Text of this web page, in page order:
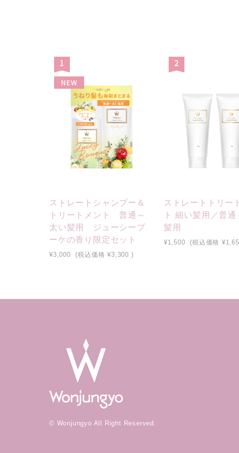
1
NEW
ストレートシャンプー＆
トリートメント 普通～
太い髪用 ジューシーブ
ーケの香り限定セット
¥3,000 (税込価格 ¥3,300 )
2
ストレートトリー
ト 細い髪用／普通
髪用
¥1,500 (税込価格
© Wonjungyo All Right Reserved.